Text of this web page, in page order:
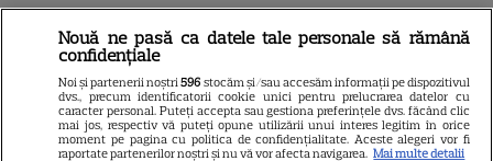
13
SKYSHOWTIME
Scarlett Johansson și Kristin
Scott Thomas, din nou mamă
și fiică pe ecran în „My
Mother's Wedding”. Când
Nouă ne pasă ca datele tale personale să rămână
confidențiale
Noi și partenerii noștri596 stocăm și/sau accesăm informații pe dispozitivul
dvs., precum identificatorii cookie unici pentru prelucrarea datelor cu
caracter personal. Puteți accepta sau gestiona preferințele dvs. făcând clic
mai jos, respectiv vă puteți opune utilizării unui interes legitim în orice
moment pe pagina cu politica de confidențialitate. Aceste alegeri vor fi
raportate partenerilor noștri și nu vă vor afecta navigarea. Mai multe detalii